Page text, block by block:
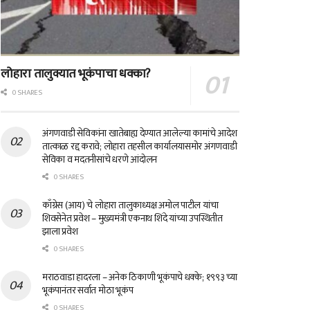
लोहारा तालुक्यात भूकंपाचा धक्का?
0 SHARES
अंगणवाडी सेविकांना खातेबाह्य देण्यात आलेल्या कामांचे आदेश
तात्काळ रद्द करावे; लोहारा तहसील कार्यालयासमोर अंगणवाडी
सेविका व मदतनीसांचे धरणे आंदोलन
0 SHARES
काँग्रेस (आय) चे लोहारा तालुकाध्यक्ष अमोल पाटील यांचा
शिवसेनेत प्रवेश – मुख्यमंत्री एकनाथ शिंदे यांच्या उपस्थितीत
झाला प्रवेश
0 SHARES
मराठवाडा हादरला – अनेक ठिकाणी भूकंपाचे धक्के; १९९३ च्या
भूकंपानंतर सर्वात मोठा भूकंप